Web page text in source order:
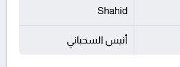
Shahid
أنيس السحباني